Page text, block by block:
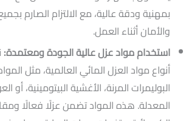
بمهنية ودقة عالية، مع الالتزام الصارم
والأمان أثناء العمل.
استخدام مواد عزل عالية الجودة ومعتمدة:
أنواع مواد العزل المائي العالمية، مثل
البوليمرات المرنة، الأغشية البيتومينية، أو
المعدلة. هذه المواد تضمن عزلًا فعالًا